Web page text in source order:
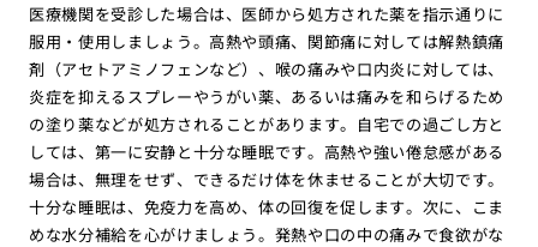
医療機関を受診した場合は、医師から処方された薬を指示通りに
服用・使用しましょう。高熱や頭痛、関節痛に対しては解熱鎮痛
剤（アセトアミノフェンなど）、喉の痛みや口内炎に対しては、
炎症を抑えるスプレーやうがい薬、あるいは痛みを和らげるため
の塗り薬などが処方されることがあります。自宅での過ごし方と
しては、第一に安静と十分な睡眠です。高熱や強い倦怠感がある
場合は、無理をせず、できるだけ体を休ませることが大切です。
十分な睡眠は、免疫力を高め、体の回復を促します。次に、こま
めな水分補給を心がけましょう。発熱や口の中の痛みで食欲がな